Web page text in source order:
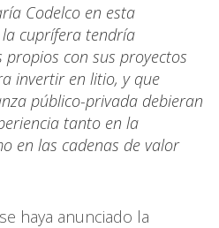
Codelco en esta
cuprífera tendría
propios con sus proyectos
invertir en litio, y que
público-privada debieran
tanto en la
en las cadenas de valor
haya anunciado la